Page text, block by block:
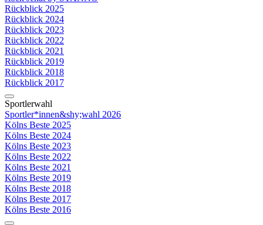
Rückblick 2025
Rückblick 2024
Rückblick 2023
Rückblick 2022
Rückblick 2021
Rückblick 2019
Rückblick 2018
Rückblick 2017
Sportlerwahl
Sportler*innen&shy;wahl 2026
Kölns Beste 2025
Kölns Beste 2024
Kölns Beste 2023
Kölns Beste 2022
Kölns Beste 2021
Kölns Beste 2019
Kölns Beste 2018
Kölns Beste 2017
Kölns Beste 2016